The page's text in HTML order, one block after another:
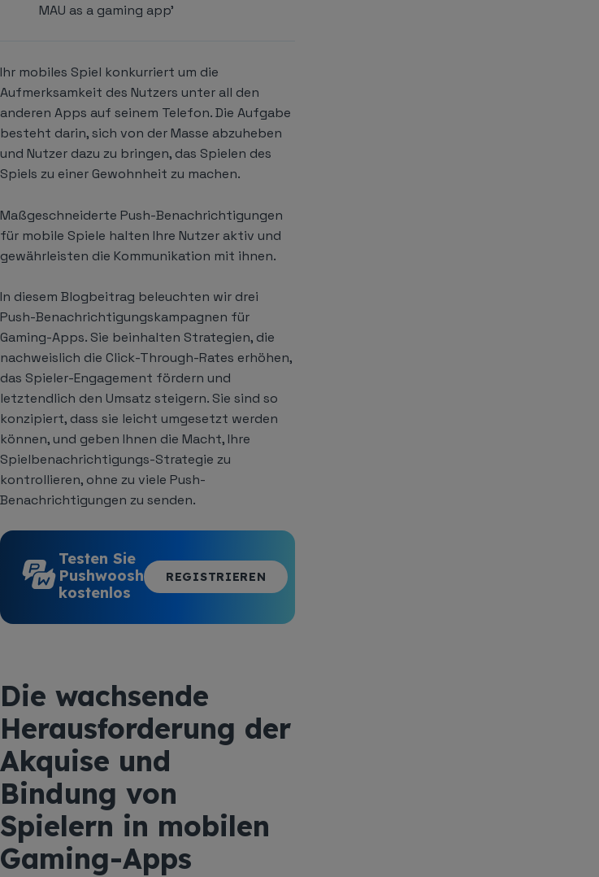
MAU as a gaming app’
Ihr mobiles Spiel konkurriert um die
Aufmerksamkeit des Nutzers unter all den
anderen Apps auf seinem Telefon. Die Aufgabe
besteht darin, sich von der Masse abzuheben
und Nutzer dazu zu bringen, das Spielen des
Spiels zu einer Gewohnheit zu machen.
Maßgeschneiderte Push-Benachrichtigungen
für mobile Spiele halten Ihre Nutzer aktiv und
gewährleisten die Kommunikation mit ihnen.
In diesem Blogbeitrag beleuchten wir drei
Push-Benachrichtigungskampagnen für
Gaming-Apps. Sie beinhalten Strategien, die
nachweislich die Click-Through-Rates erhöhen,
das Spieler-Engagement fördern und
letztendlich den Umsatz steigern. Sie sind so
konzipiert, dass sie leicht umgesetzt werden
können, und geben Ihnen die Macht, Ihre
Spielbenachrichtigungs-Strategie zu
kontrollieren, ohne zu viele Push-
Benachrichtigungen zu senden.
Testen Sie
Pushwoosh
kostenlos
REGISTRIEREN
Die wachsende
Herausforderung der
Akquise und
Bindung von
Spielern in mobilen
Gaming-Apps